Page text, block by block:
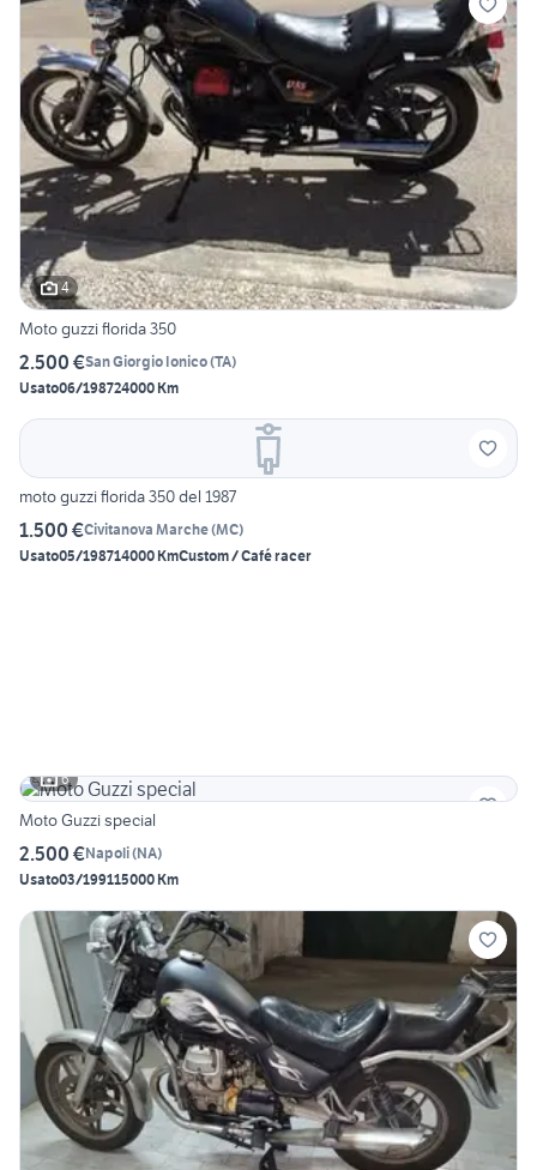
4
Moto guzzi florida 350
2.500 €San Giorgio Ionico(TA)
Usato06/198724000 Km
moto guzzi florida 350 del 1987
1.500 €Civitanova Marche(MC)
Usato05/198714000 KmCustom / Café racer
6
Moto Guzzi special
2.500 €Napoli(NA)
Usato03/199115000 Km